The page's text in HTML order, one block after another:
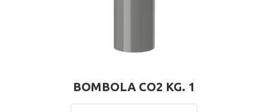
BOMBOLA CO2 KG. 1